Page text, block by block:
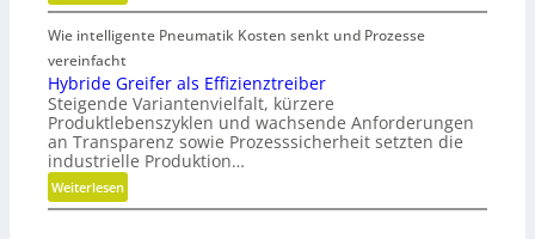
M
e
t
h
o
d
e
n
f
ü
Wie intelligente Pneumatik Kosten senkt und Prozesse
vereinfacht
Hybride Greifer als Effizienztreiber
Steigende Variantenvielfalt, kürzere
Produktlebenszyklen und wachsende Anforderungen
an Transparenz sowie Prozesssicherheit setzten die
industrielle Produktion…
Weiterlesen:
H